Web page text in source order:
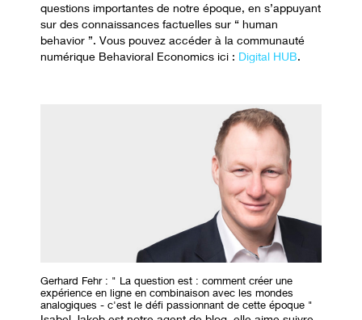
questions importantes de notre époque, en s’appuyant
sur des connaissances factuelles sur “ human
behavior ”. Vous pouvez accéder à la communauté
numérique Behavioral Economics ici : Digital HUB.
Gerhard Fehr : " La question est : comment créer une
expérience en ligne en combinaison avec les mondes
analogiques - c'est le défi passionnant de cette époque "